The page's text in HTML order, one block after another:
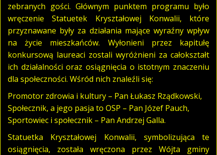
zebranych gości. Głównym punktem programu było
wręczenie Statuetek Kryształowej Konwalii, które
przyznawane były za działania mające wyraźny wpływ
na życie mieszkańców. Wyłonieni przez kapitułę
konkursową laureaci zostali wyróżnieni za całokształt
ich działalności oraz osiągnięcia o istotnym znaczeniu
dla społeczności. Wśród nich znaleźli się:
Promotor zdrowia i kultury – Pan Łukasz Rządkowski,
Społecznik, a jego pasja to OSP – Pan Józef Pauch,
Sportowiec i społecznik – Pan Andrzej Galla.
Statuetka Kryształowej Konwalii, symbolizująca te
osiągnięcia, została wręczona przez Wójta gminy